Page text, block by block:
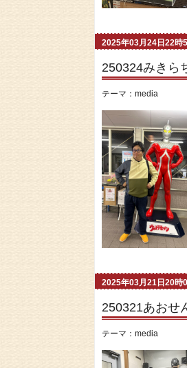
2025年03月24日22時
250324みきら
テーマ： media
2025年03月21日20時
250321あおせ
テーマ： media